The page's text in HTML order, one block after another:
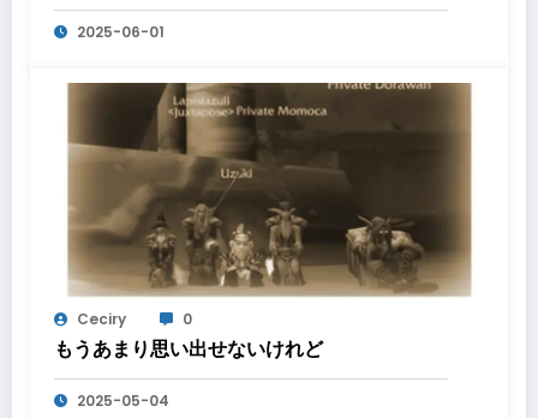
2025-06-01
Ceciry 0
もうあまり思い出せないけれど
2025-05-04